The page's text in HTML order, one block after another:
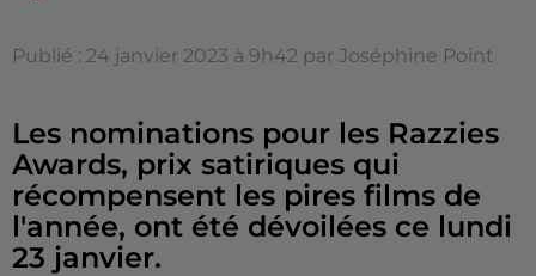
Publié : 24 janvier 2023 à 9h42 par Joséphine Point
Les nominations pour les Razzies
Awards, prix satiriques qui
récompensent les pires films de
l'année, ont été dévoilées ce lundi
23 janvier.